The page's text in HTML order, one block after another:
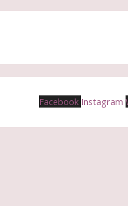
Facebook Instagram